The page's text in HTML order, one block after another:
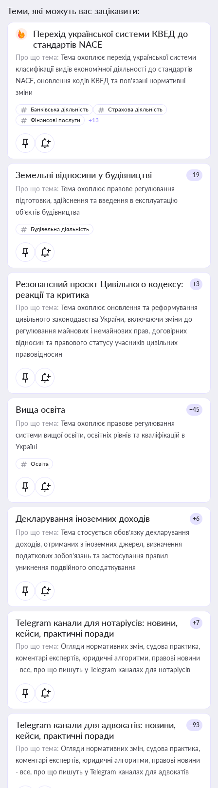
Теми, які можуть вас зацікавити:
Перехід української системи КВЕД до
стандартів NACE
Про що тема: Тема охоплює перехід української системи
класифікації видів економічної діяльності до стандартів
NACE, оновлення кодів КВЕД та пов'язані нормативні
зміни
Банківська діяльність
Страхова діяльність
Фінансові послуги
+13
Земельні відносини у будівництві +19
Про що тема: Тема охоплює правове регулювання
підготовки, здійснення та введення в експлуатацію
об’єктів будівництва
Будівельна діяльність
Резонансний проєкт Цивільного кодексу:
реакції та критика
+3
Про що тема: Тема охоплює оновлення та реформування
цивільного законодавства України, включаючи зміни до
регулювання майнових і немайнових прав, договірних
відносин та правового статусу учасників цивільних
правовідносин
Вища освіта +45
Про що тема: Тема охоплює правове регулювання
системи вищої освіти, освітніх рівнів та кваліфікацій в
Україні
Освіта
Декларування іноземних доходів +6
Про що тема: Тема стосується обов’язку декларування
доходів, отриманих з іноземних джерел, визначення
податкових зобов’язань та застосування правил
уникнення подвійного оподаткування
Telegram канали для нотаріусів: новини,
кейси, практичні поради
+7
Про що тема: Огляди нормативних змін, судова практика,
коментарі експертів, юридичні алгоритми, правові новини
- все, про що пишуть у Telegram каналах для нотаріусів
Telegram канали для адвокатів: новини,
кейси, практичні поради
+93
Про що тема: Огляди нормативних змін, судова практика,
коментарі експертів, юридичні алгоритми, правові новини
- все, про що пишуть у Telegram каналах для адвокатів